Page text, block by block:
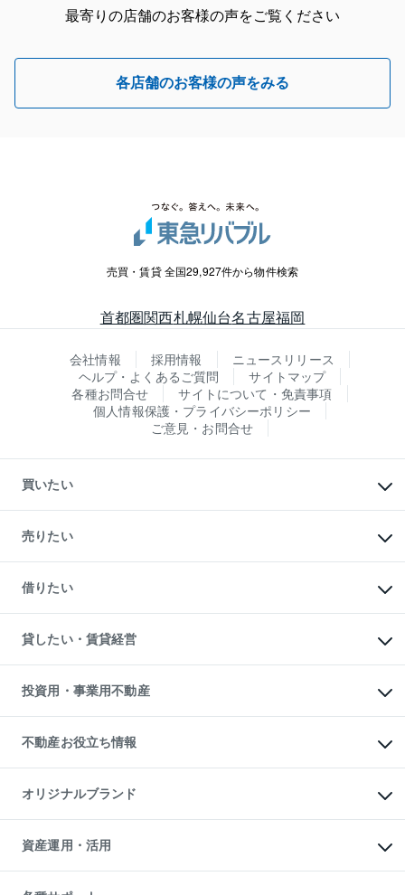
最寄りの店舗のお客様の声をご覧ください
各店舗のお客様の声をみる
売買・賃貸 全国29,927件から物件検索
首都圏関西札幌仙台名古屋福岡
会社情報 採用情報
ニュースリリース
ヘルプ・よくあるご質問
サイトマップ
各種お問合せ
サイトについて・免責事項
個人情報保護・プライバシーポリシー
ご意見・お問合せ
買いたい
新築・分譲マンションの購入
中古マンションの購入
一戸建ての購入
中古一戸建ての購入
不動産購入の流れ
注目キーワード物件特集
購入ガイド
English 繁体中文簡体中文
売りたい
一戸建ての売却・査定
土地の売却・査定
スピードAI査定
不動産査定について
不動産売却の流れ
不動産買換えの流れ
売却ガイド
借りたい
オフィス・店舗の賃貸
借りるときの流れ
借りるガイド
貸したい・賃貸経営
マンション賃料データ
賃貸管理プラン
リロケーションについて
貸すガイド
投資用・事業用不動産
事業用不動産
マンション投資
投資用マンション
アパート経営
収益物件
ビル購入（ビル一棟）
投資用不動産の売却査定
事業用不動産の売却査定
不動産お役立ち情報
マンションライブラリー
人気マンションランキング
暮らしに役立つ不動産メディア
不動産相場・不動産価格情報
不動産コラム・ニュース
不動産用語集
オリジナルブランド
一棟リノベーションマンション
L`GENTE（ルジェンテ）
区分リノベーションマンション
資産運用・活用